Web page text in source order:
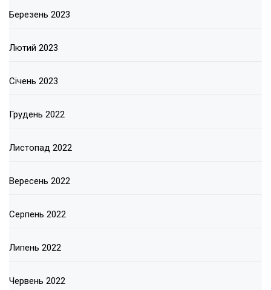
Березень 2023
Лютий 2023
Січень 2023
Грудень 2022
Листопад 2022
Вересень 2022
Серпень 2022
Липень 2022
Червень 2022